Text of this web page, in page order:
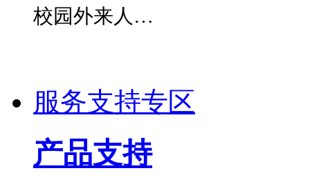
校园外来人…
服务支持专区
产品支持